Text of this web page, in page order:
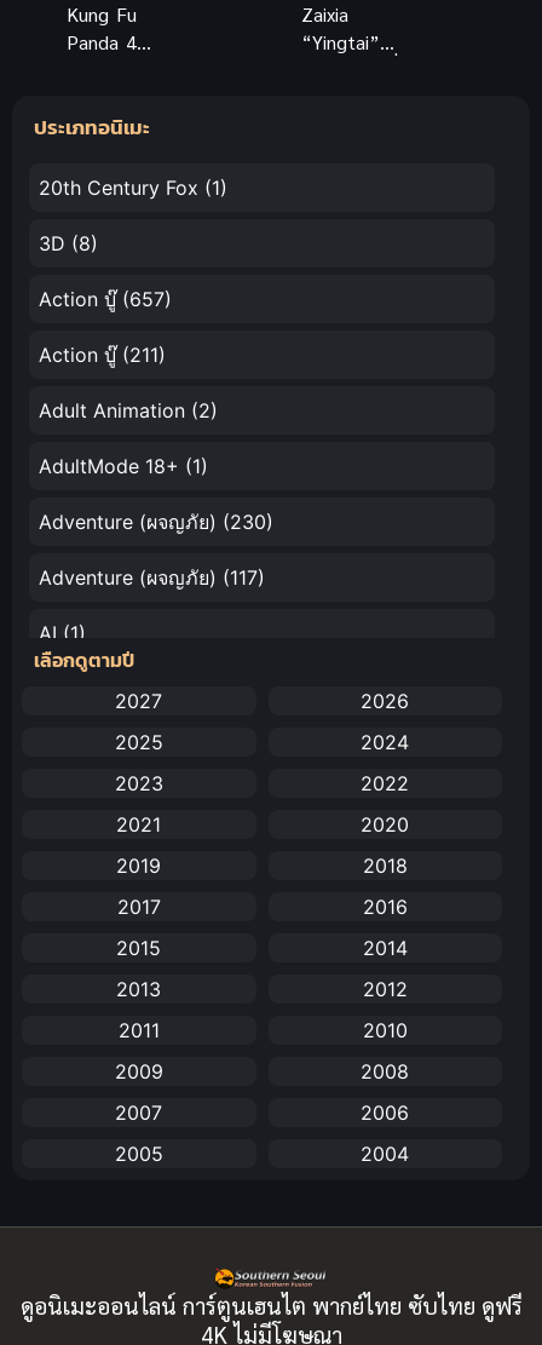
Kung Fu
Panda 4
Zaixia
“Yingtai”
ประเภทอนิเมะ
20th Century Fox (1)
3D (8)
Action บู๊(657)
Action บู๊(211)
Adult Animation (2)
AdultMode 18+ (1)
Adventure (ผจญภัย) (230)
Adventure (ผจญภัย) (117)
AI (1)
Amazon Prime
Anal (ประตูหลัง)
Animation การ์ตูน
Animation อนิเมะ
Animation แอนิเมชั่น
(25)
BBC (1)
เลือกดูตามปี
2027
2026
2025
2024
2023
2022
2021
2020
2019
2018
2017
2016
2015
2014
2013
2012
2011
2010
2009
2008
2007
2006
2005
2004
1997
1996
ดูอนิเมะออนไลน์ การ์ตูนเฮนไต พากย์ไทย ซับไทย ดูฟรี
4K ไม่มีโฆษณา